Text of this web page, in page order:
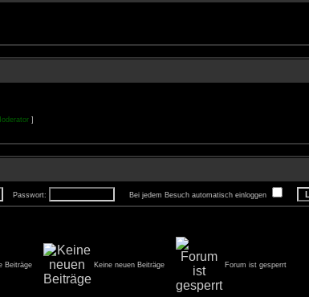
]
Passwort: Bei jedem Besuch automatisch einloggen
Beiträge Keine neuen Beiträge Forum ist gesperrt